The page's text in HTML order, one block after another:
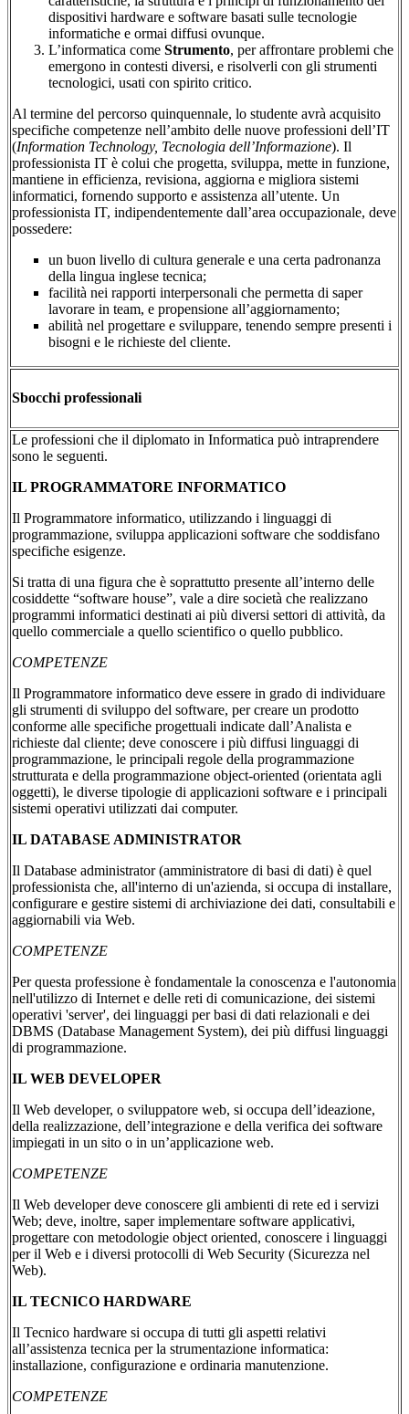
dispositivi hardware e software basati sulle tecnologie
informatiche e ormai diffusi ovunque.
L’informatica come Strumento, per affrontare problemi che
emergono in contesti diversi, e risolverli con gli strumenti
tecnologici, usati con spirito critico.
Al termine del percorso quinquennale, lo studente avrà acquisito
specifiche competenze nell’ambito delle nuove professioni dell’IT
(Information Technology, Tecnologia dell’Informazione). Il
professionista IT è colui che progetta, sviluppa, mette in funzione,
mantiene in efficienza, revisiona, aggiorna e migliora sistemi
informatici, fornendo supporto e assistenza all’utente. Un
professionista IT, indipendentemente dall’area occupazionale, deve
possedere:
un buon livello di cultura generale e una certa padronanza
della lingua inglese tecnica;
facilità nei rapporti interpersonali che permetta di saper
lavorare in team, e propensione all’aggiornamento;
abilità nel progettare e sviluppare, tenendo sempre presenti i
bisogni e le richieste del cliente.
Sbocchi professionali
Le professioni che il diplomato in Informatica può intraprendere
sono le seguenti.
IL PROGRAMMATORE INFORMATICO
Il Programmatore informatico, utilizzando i linguaggi di
programmazione, sviluppa applicazioni software che soddisfano
specifiche esigenze.
Si tratta di una figura che è soprattutto presente all’interno delle
cosiddette “software house”, vale a dire società che realizzano
programmi informatici destinati ai più diversi settori di attività, da
quello commerciale a quello scientifico o quello pubblico.
COMPETENZE
Il Programmatore informatico deve essere in grado di individuare
gli strumenti di sviluppo del software, per creare un prodotto
conforme alle specifiche progettuali indicate dall’Analista e
richieste dal cliente; deve conoscere i più diffusi linguaggi di
programmazione, le principali regole della programmazione
strutturata e della programmazione object-oriented (orientata agli
oggetti), le diverse tipologie di applicazioni software e i principali
sistemi operativi utilizzati dai computer.
IL DATABASE ADMINISTRATOR
Il Database administrator (amministratore di basi di dati) è quel
professionista che, all'interno di un'azienda, si occupa di installare,
configurare e gestire sistemi di archiviazione dei dati, consultabili e
aggiornabili via Web.
COMPETENZE
Per questa professione è fondamentale la conoscenza e l'autonomia
nell'utilizzo di Internet e delle reti di comunicazione, dei sistemi
operativi 'server', dei linguaggi per basi di dati relazionali e dei
DBMS (Database Management System), dei più diffusi linguaggi
di programmazione.
IL WEB DEVELOPER
Il Web developer, o sviluppatore web, si occupa dell’ideazione,
della realizzazione, dell’integrazione e della verifica dei software
impiegati in un sito o in un’applicazione web.
COMPETENZE
Il Web developer deve conoscere gli ambienti di rete ed i servizi
Web; deve, inoltre, saper implementare software applicativi,
progettare con metodologie object oriented, conoscere i linguaggi
per il Web e i diversi protocolli di Web Security (Sicurezza nel
Web).
IL TECNICO HARDWARE
Il Tecnico hardware si occupa di tutti gli aspetti relativi
all’assistenza tecnica per la strumentazione informatica:
installazione, configurazione e ordinaria manutenzione.
COMPETENZE